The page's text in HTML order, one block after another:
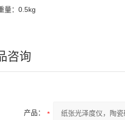
量： 0.5kg
咨询
产品：